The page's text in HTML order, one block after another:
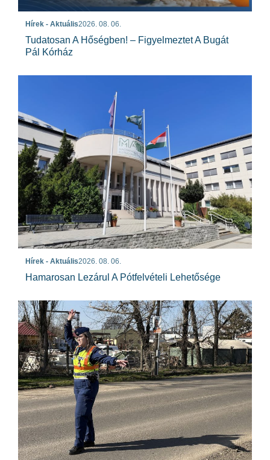
Hírek - Aktuális2026. 08. 06.
Tudatosan A Hőségben! – Figyelmeztet A Bugát
Pál Kórház
Hírek - Aktuális2026. 08. 06.
Hamarosan Lezárul A Pótfelvételi Lehetősége